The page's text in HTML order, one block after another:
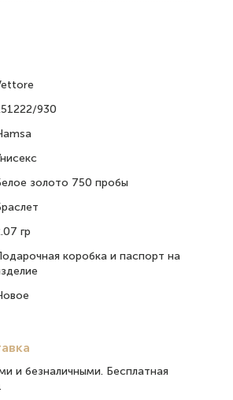
930
золото 750 пробы
гр
коробка и паспорт на
и безналичными. Бесплатная